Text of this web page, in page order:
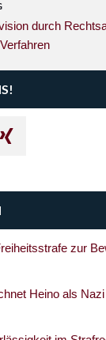
durch
zur
Heino als